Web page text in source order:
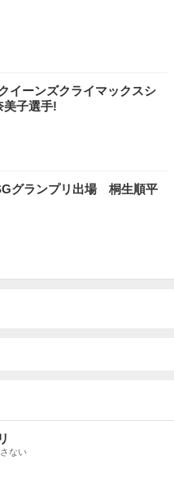
イーンズクライマックスシ
子選手!
グランプリ出場 桐生順平
ない